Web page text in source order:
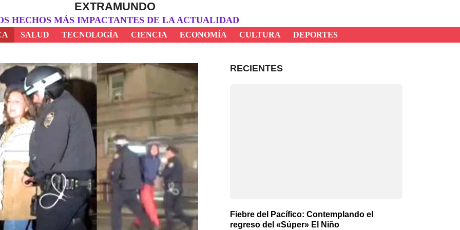
EXTRAMUNDO
HECHOS MÁS IMPACTANTES DE LA ACTUALIDAD
SALUD TECNOLOGÍA CIENCIA ECONOMÍA CULTURA DEPORTES
RECIENTES
Fiebre del Pacífico: Contemplando el
regreso del «Súper» El Niño